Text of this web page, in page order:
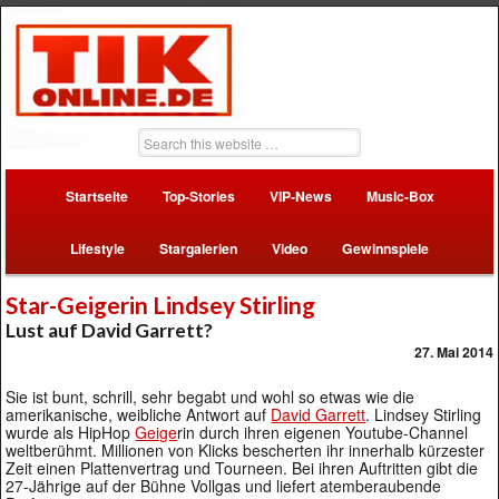
Startseite Top-Stories VIP-News Music-Box
Lifestyle Stargalerien Video Gewinnspiele
Star-Geigerin Lindsey Stirling
Lust auf David Garrett?
27. Mai 2014
Sie ist bunt, schrill, sehr begabt und wohl so etwas wie die
amerikanische, weibliche Antwort auf David Garrett. Lindsey Stirling
wurde als HipHopGeigerin durch ihren eigenen Youtube-Channel
weltberühmt. Millionen von Klicks bescherten ihr innerhalb kürzester
Zeit einen Plattenvertrag und Tourneen. Bei ihren Auftritten gibt die
27-Jährige auf der Bühne Vollgas und liefert atemberaubende